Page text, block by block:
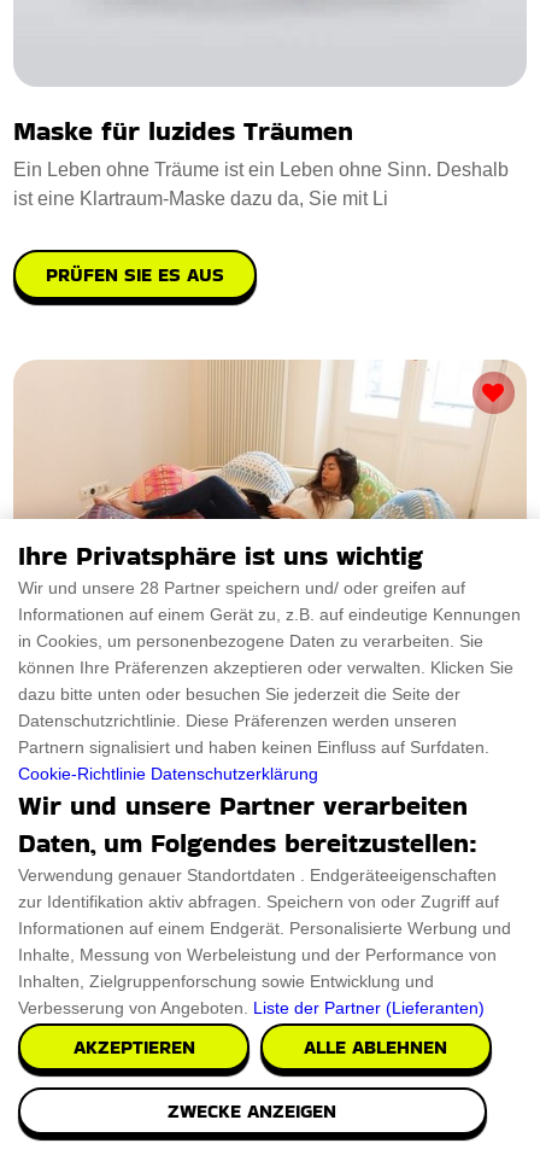
Maske für luzides Träumen
Ein Leben ohne Träume ist ein Leben ohne Sinn. Deshalb
ist eine Klartraum-Maske dazu da, Sie mit Li
PRÜFEN SIE ES AUS
Das Vogelnestbett
Möbel bieten uns jeden Tag eine Art von Ästhetik. Deshalb
ist das riesige Vogelnest ein kreatives
PRÜFEN SIE ES AUS
Ihre Privatsphäre ist uns wichtig
Wir und unsere 28 Partner speichern und/ oder greifen auf
Informationen auf einem Gerät zu, z.B. auf eindeutige Kennungen
in Cookies, um personenbezogene Daten zu verarbeiten. Sie
können Ihre Präferenzen akzeptieren oder verwalten. Klicken Sie
dazu bitte unten oder besuchen Sie jederzeit die Seite der
Datenschutzrichtlinie. Diese Präferenzen werden unseren
Partnern signalisiert und haben keinen Einfluss auf Surfdaten.
Cookie-Richtlinie Datenschutzerklärung
Wir und unsere Partner verarbeiten
Daten, um Folgendes bereitzustellen:
Verwendung genauer Standortdaten . Endgeräteeigenschaften
zur Identifikation aktiv abfragen. Speichern von oder Zugriff auf
Informationen auf einem Endgerät. Personalisierte Werbung und
Inhalte, Messung von Werbeleistung und der Performance von
Inhalten, Zielgruppenforschung sowie Entwicklung und
Verbesserung von Angeboten. Liste der Partner (Lieferanten)
AKZEPTIEREN ALLE ABLEHNEN
ZWECKE ANZEIGEN